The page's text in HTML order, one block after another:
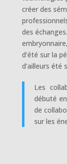
créer des
des
d’été sur la
d’ailleurs été
Les
débuté
de
sur les